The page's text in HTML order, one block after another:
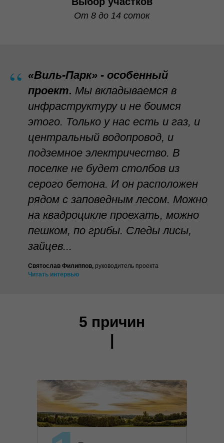
От 8 до 14 соток
“ «Виль-Парк» - особенный
проект. Мы вкладываемся в
инфраструктуру и не боимся
этого. Только у нас есть и газ, и
центральный водопровод, и
подземное электричество. В
поселке не будет столбов из
серого бетона. И он расположен
рядом с заповедным лесом. Можно
на квадроцикле проехать, можно
пешком, по грибы. Следы лисы,
зайцев...
Святослав Филиппов, руководитель проекта
Читать интервью
5 причин
|